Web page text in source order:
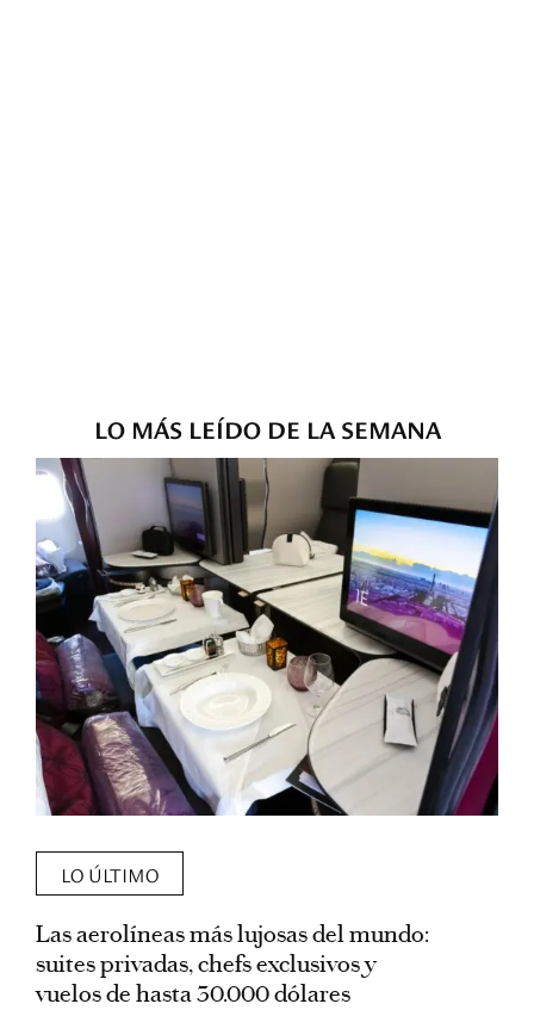
LO MÁS LEÍDO DE LA SEMANA
LO ÚLTIMO
Las aerolíneas más lujosas del mundo:
suites privadas, chefs exclusivos y
vuelos de hasta 30.000 dólares